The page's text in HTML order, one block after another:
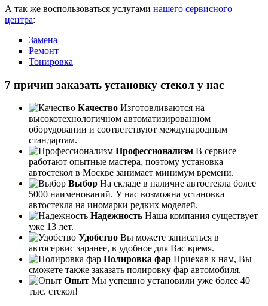
А так же воспользоваться услугами нашего сервисного
центра:
Замена
Ремонт
Тонировка
7 причин заказать установку стекол у нас
Качество Изготовливаются на
высокотехнологичном автоматизированном
оборудовании и соответствуют международным
стандартам.
Профессионализм В сервисе
работают опытные мастера, поэтому установка
автостекол в Москве занимает минимум времени.
Выбор На складе в наличие автостекла более
5000 наименований. У нас возможна установка
автостекла на иномарки редких моделей.
Надежность Наша компания существует
уже 13 лет.
Удобство Вы можете записаться в
автосервис заранее, в удобное для Вас время.
Полировка фар Приехав к нам, Вы
сможете также заказать полировку фар автомобиля.
Опыт Мы успешно установили уже более 40
тыс. стекол!